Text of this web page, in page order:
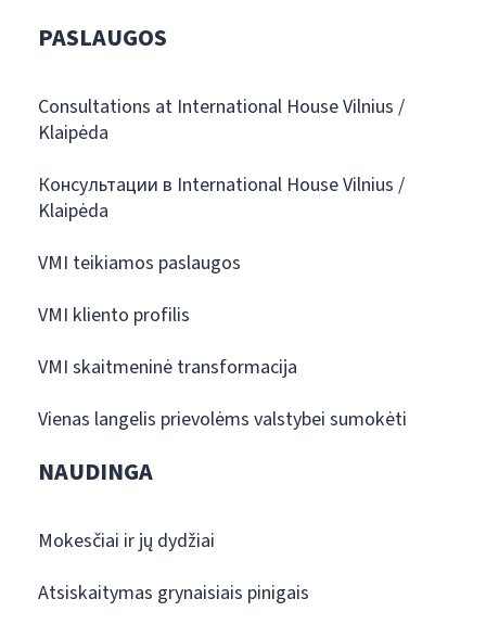
PASLAUGOS
Consultations at International House Vilnius /
Klaipėda
Консультации в International House Vilnius /
Klaipėda
VMI teikiamos paslaugos
VMI kliento profilis
VMI skaitmeninė transformacija
Vienas langelis prievolėms valstybei sumokėti
NAUDINGA
Mokesčiai ir jų dydžiai
Atsiskaitymas grynaisiais pinigais